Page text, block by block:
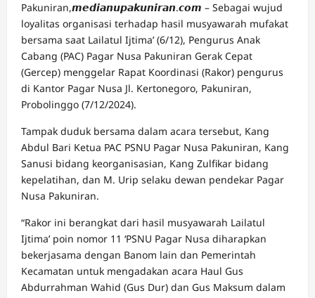
Pakuniran,𝙢𝙚𝙙𝙞𝙖𝙣𝙪𝙥𝙖𝙠𝙪𝙣𝙞𝙧𝙖𝙣.𝙘𝙤𝙢 – Sebagai wujud
loyalitas organisasi terhadap hasil musyawarah mufakat
bersama saat Lailatul Ijtima’ (6/12), Pengurus Anak
Cabang (PAC) Pagar Nusa Pakuniran Gerak Cepat
(Gercep) menggelar Rapat Koordinasi (Rakor) pengurus
di Kantor Pagar Nusa Jl. Kertonegoro, Pakuniran,
Probolinggo (7/12/2024).
Tampak duduk bersama dalam acara tersebut, Kang
Abdul Bari Ketua PAC PSNU Pagar Nusa Pakuniran, Kang
Sanusi bidang keorganisasian, Kang Zulfikar bidang
kepelatihan, dan M. Urip selaku dewan pendekar Pagar
Nusa Pakuniran.
“Rakor ini berangkat dari hasil musyawarah Lailatul
Ijtima’ poin nomor 11 ‘PSNU Pagar Nusa diharapkan
bekerjasama dengan Banom lain dan Pemerintah
Kecamatan untuk mengadakan acara Haul Gus
Abdurrahman Wahid (Gus Dur) dan Gus Maksum dalam